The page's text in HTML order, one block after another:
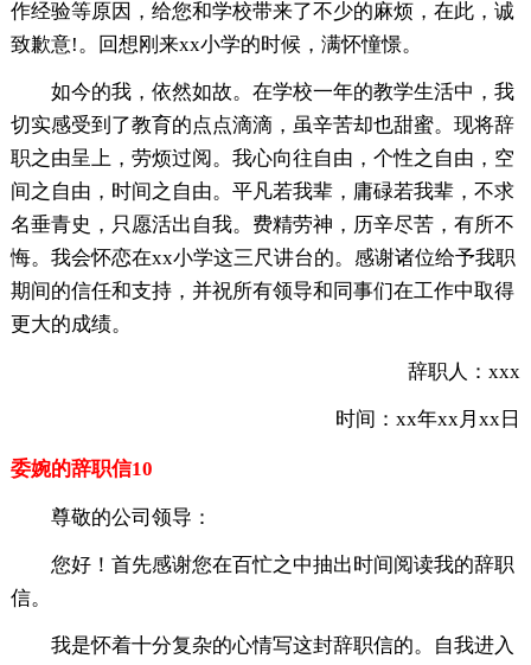
作经验等原因，给您和学校带来了不少的麻烦，在此，诚
致歉意!。回想刚来xx小学的时候，满怀憧憬。
如今的我，依然如故。在学校一年的教学生活中，我
切实感受到了教育的点点滴滴，虽辛苦却也甜蜜。现将辞
职之由呈上，劳烦过阅。我心向往自由，个性之自由，空
间之自由，时间之自由。平凡若我辈，庸碌若我辈，不求
名垂青史，只愿活出自我。费精劳神，历辛尽苦，有所不
悔。我会怀恋在xx小学这三尺讲台的。感谢诸位给予我职
期间的信任和支持，并祝所有领导和同事们在工作中取得
更大的成绩。
辞职人：xxx
时间：xx年xx月xx日
委婉的辞职信10
尊敬的公司领导：
您好！首先感谢您在百忙之中抽出时间阅读我的辞职
信。
我是怀着十分复杂的心情写这封辞职信的。自我进入